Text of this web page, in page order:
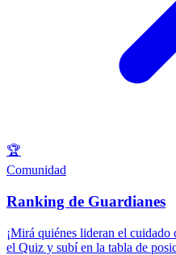
🏆
Comunidad
Ranking de Guardianes
¡Mirá quiénes lideran el
el Quiz y subí en la tabla de